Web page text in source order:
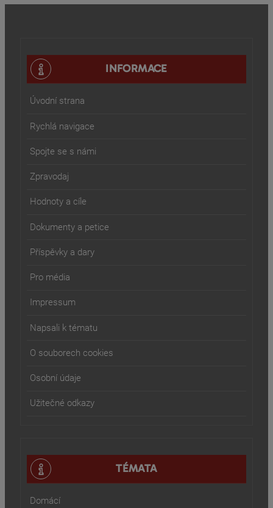
INFORMACE
Úvodní strana
Rychlá navigace
Spojte se s námi
Zpravodaj
Hodnoty a cíle
Dokumenty a petice
Příspěvky a dary
Pro média
Impressum
Napsali k tématu
O souborech cookies
Osobní údaje
Užitečné odkazy
TÉMATA
Domácí